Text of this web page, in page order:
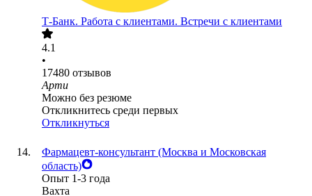
Т-Банк. Работа с клиентами. Встречи с клиентами
4.1
•
17480 отзывов
Арти
Можно без резюме
Откликнитесь среди первых
Откликнуться
Фармацевт-консультант (Москва и Московская
область)
Опыт 1-3 года
Вахта